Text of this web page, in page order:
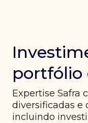
portfólio
Expertise Safra
diversificadas e
incluindo